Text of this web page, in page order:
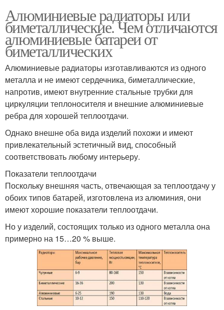
Алюминиевые радиаторы или
биметаллические. Чем отличаются
алюминиевые батареи от
биметаллических
Алюминиевые радиаторы изготавливаются из одного
металла и не имеют сердечника, биметаллические,
напротив, имеют внутренние стальные трубки для
циркуляции теплоносителя и внешние алюминиевые
ребра для хорошей теплоотдачи.
Однако внешне оба вида изделий похожи и имеют
привлекательный эстетичный вид, способный
соответствовать любому интерьеру.
Показатели теплоотдачи
Поскольку внешняя часть, отвечающая за теплоотдачу у
обоих типов батарей, изготовлена из алюминия, они
имеют хорошие показатели теплоотдачи.
Но у изделий, состоящих только из одного металла она
примерно на 15…20 % выше.